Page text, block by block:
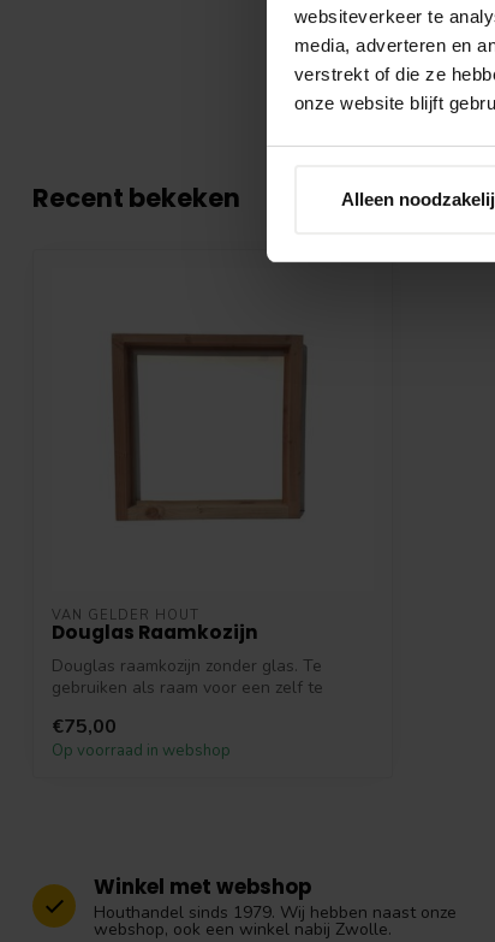
websiteverkeer te
media, adverteren en
verstrekt of die ze
onze website blijft
Alleen
Recent bekeken
VAN GELDER HOUT
Douglas Raamkozijn
Douglas raamkozijn zonder glas. Te
gebruiken als raam voor een zelf te
€75,00
Op voorraad in webshop
Winkel met webshop
Houthandel sinds 1979. Wij hebben naast onze
webshop, ook een winkel nabij Zwolle.